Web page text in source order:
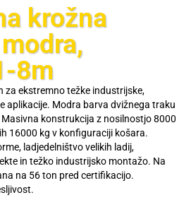
krožna
8m
za ekstremno težke industrijske,
aplikacije. Modra barva dvižnega traku
konstrukcija z nosilnostjo 8000
16000 kg v konfiguraciji košara.
ladjedelništvo velikih ladij,
in težko industrijsko montažo. Na
na 56 ton pred certifikacijo.